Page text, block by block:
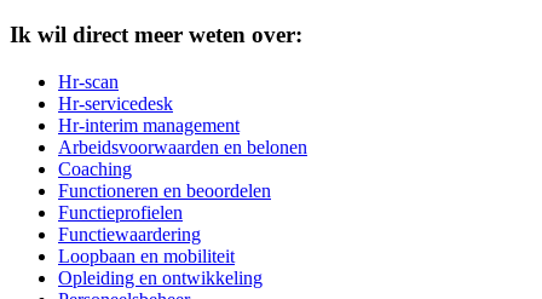
Ik wil direct meer weten over:
Hr-scan
Hr-servicedesk
Hr-interim management
Arbeidsvoorwaarden en belonen
Coaching
Functioneren en beoordelen
Functieprofielen
Functiewaardering
Loopbaan en mobiliteit
Opleiding en ontwikkeling